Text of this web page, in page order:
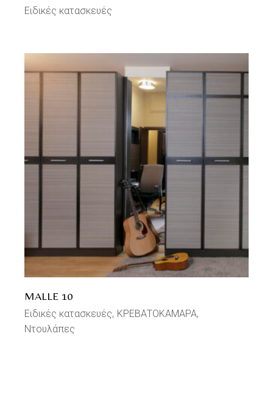
Ειδικές κατασκευές
MALLE 10
Ειδικές κατασκευές ΚΡΕΒΑΤΟΚΑΜΑΡΑ
Ντουλάπες